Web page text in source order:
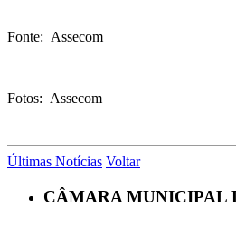
Fonte: Assecom
Fotos: Assecom
Últimas Notícias Voltar
CÂMARA MUNICIPAL